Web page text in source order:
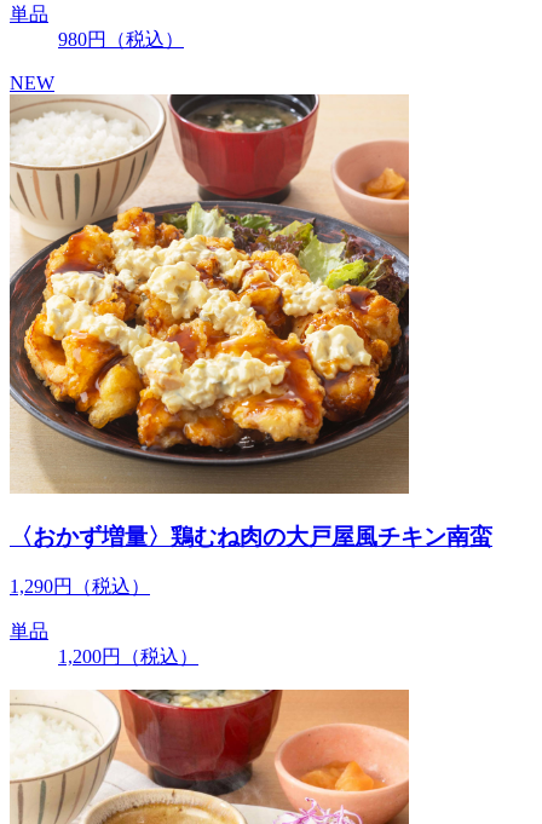
単品
980円 （税込）
NEW
〈おかず増量〉鶏むね肉の大戸屋風チキン南蛮
1,290円 （税込）
単品
1,200円 （税込）